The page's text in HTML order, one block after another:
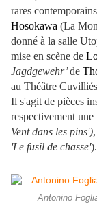
rares
Hosokawa (La
donné à la salle
mise en scène de
Jagdgewehr’de
au Théâtre
Il s'agit de pièces
respectivement
Vent dans les pins')
'Le fusil de chasse').
Antonino